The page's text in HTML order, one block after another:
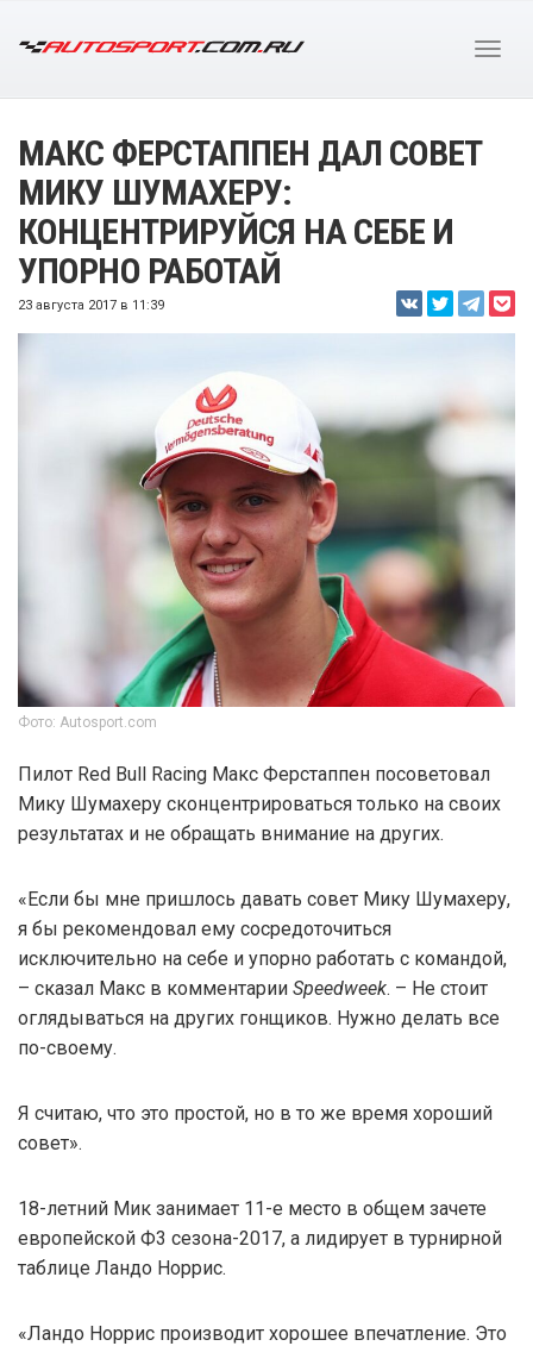
МАКС ФЕРСТАППЕН ДАЛ СОВЕТ
МИКУ ШУМАХЕРУ:
КОНЦЕНТРИРУЙСЯ НА СЕБЕ И
УПОРНО РАБОТАЙ
23 августа 2017 в 11:39
Фото: Autosport.com
Пилот Red Bull Racing Макс Ферстаппен посоветовал
Мику Шумахеру сконцентрироваться только на своих
результатах и не обращать внимание на других.
«Если бы мне пришлось давать совет Мику Шумахеру,
я бы рекомендовал ему сосредоточиться
исключительно на себе и упорно работать с командой,
– сказал Макс в комментарии Speedweek. – Не стоит
оглядываться на других гонщиков. Нужно делать все
по-своему.
Я считаю, что это простой, но в то же время хороший
совет».
18-летний Мик занимает 11-е место в общем зачете
европейской Ф3 сезона-2017, а лидирует в турнирной
таблице Ландо Норрис.
«Ландо Норрис производит хорошее впечатление. Это